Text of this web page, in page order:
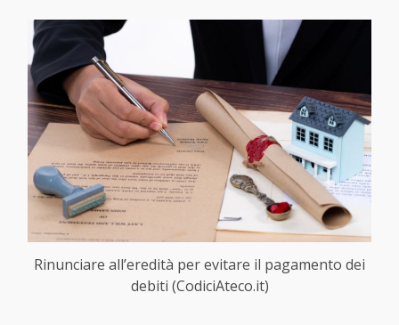
Rinunciare all’eredità per evitare il pagamento dei
debiti (CodiciAteco.it)